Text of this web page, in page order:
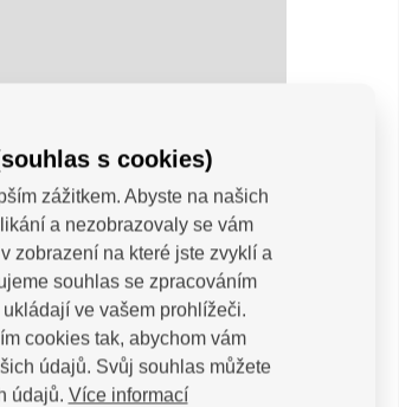
+
−
© Seznam.cz a.s. a další
s cookies)
zážitkem. Abyste na našich
a nezobrazovaly se vám
zobrazení na které jste zvyklí a
souhlas se zpracováním
ve vašem prohlížeči.
cookies tak, abychom vám
údajů. Svůj souhlas můžete
údajů. Více informací